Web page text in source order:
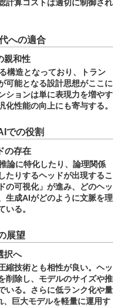
計算コストは適切に制御され
への適合
親和性
構造となっており、トラン
可能となる設計思想がここに
ションは単に表現力を増やす
性能の向上にも寄与する。
での役割
の存在
論に特化したり、論理関係
たりするヘッドが出現するこ
の可視化」が進み、どのヘッ
生成AIがどのように文脈を理
る。
展望
択へ
縮技術とも相性が良い。ヘッ
削除し、モデルのサイズや推
いる。さらに低ランク化や量
巨大モデルを軽量に運用す